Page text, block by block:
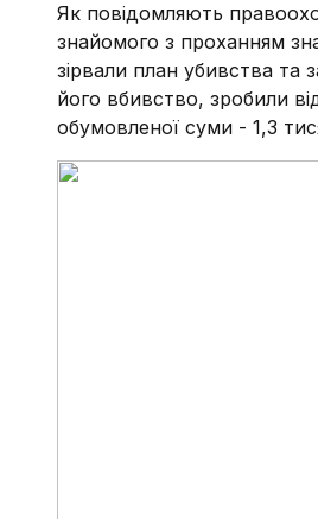
Як повідомляють
знайомого з проханням
зірвали план убивства та
його вбивство, зробили
обумовленої суми - 1,3